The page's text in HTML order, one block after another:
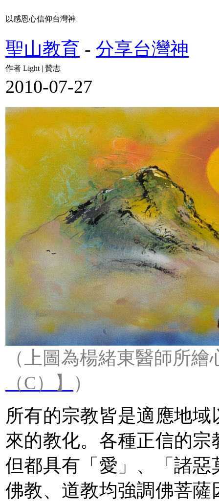
以感恩心信仰台灣神
聖山教育 - 分享台灣神
作者 Light | 贊志
2010-07-27
（上圖為楊緒東醫師所繪
（C）】
）
所有的宗教皆是適應地
來的教化。各種正信的
但都具有「愛」、「諸
佛教、道教均強調佛菩